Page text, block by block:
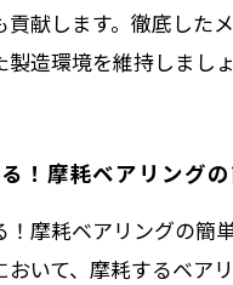
貢献します。徹底した
造環境を維持しましょ
！摩耗ベアリング
！摩耗ベアリングの簡
おいて、摩耗するベア